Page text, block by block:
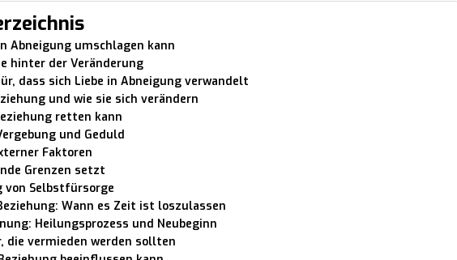
Abneigung umschlagen kann
hinter der Veränderung
dass sich Liebe in Abneigung verwandelt
und wie sie sich verändern
retten kann
und Geduld
Faktoren
Grenzen setzt
von Selbstfürsorge
Wann es Zeit ist loszulassen
Heilungsprozess und Neubeginn
die vermieden werden sollten